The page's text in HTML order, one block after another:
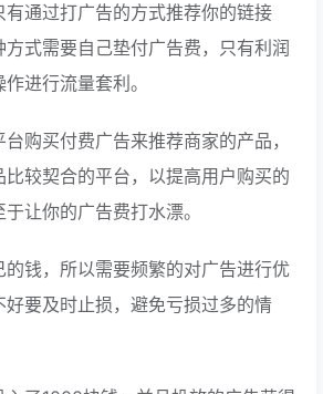
通过打广告的方式推荐你的链接
式需要自己垫付广告费，只有利润
进行流量套利。
购买付费广告来推荐商家的产品，
较契合的平台，以提高用户购买的
让你的广告费打水漂。
的钱，所以需要频繁的对广告进行优
好要及时止损，避免亏损过多的情